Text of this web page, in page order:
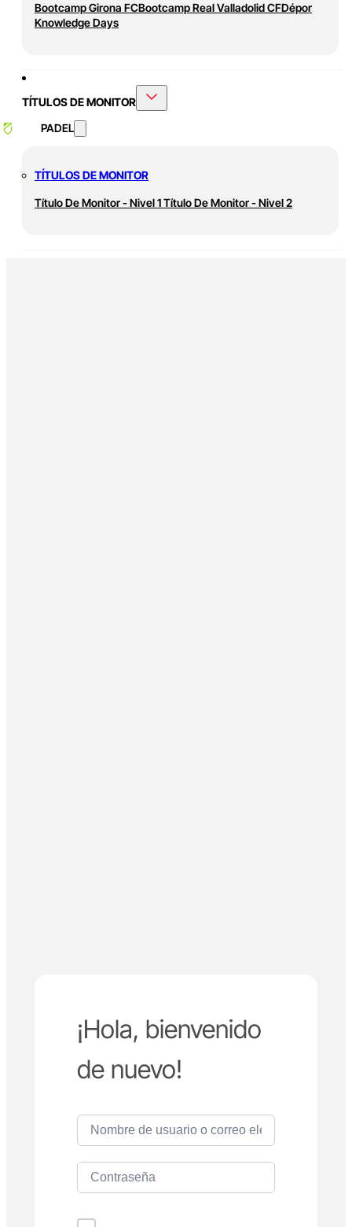
Bootcamp Girona FCBootcamp Real Valladolid CFDépor
Knowledge Days
TÍTULOS DE MONITOR
PADEL
TÍTULOS DE MONITOR
Título De Monitor - Nivel 1Título De Monitor - Nivel 2
¡Hola, bienvenido
de nuevo!